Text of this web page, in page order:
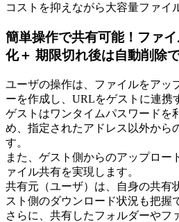
コストを抑えながら大容量ファイ
簡単操作で共有可能！ファ
化＋ 期限切れ後は自動削除
ユーザの操作は、ファイルをアッ
ーを作成し、URLをゲストに連携
ゲストはワンタイムパスワードを
め、指定されたアドレス以外から
す。
また、ゲスト側からのアップロー
ァイル共有を実現します。
共有元（ユーザ）は、自身の共有
スト側のダウンロード状況も把握
さらに、共有したフォルダーやフ